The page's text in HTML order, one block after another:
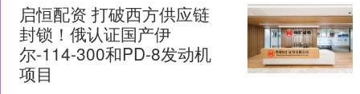
启恒配资 打破西方供应链
封锁！俄认证国产伊
尔-114-300和PD-8发动机
项目